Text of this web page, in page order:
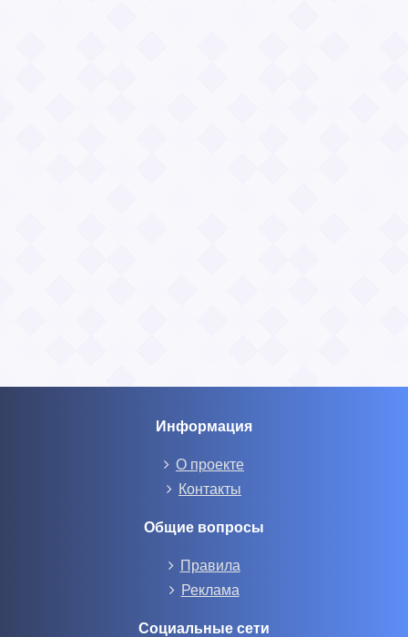
Информация
О проекте
Контакты
Общие вопросы
Правила
Реклама
Социальные сети